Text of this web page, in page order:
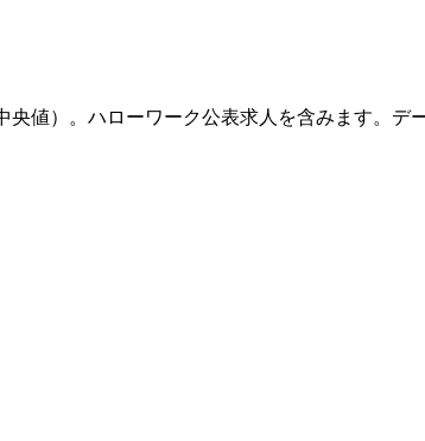
値）。ハローワーク公表求人を含みます。デ